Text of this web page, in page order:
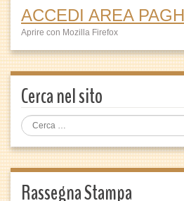
ACCEDI AREA
Aprire con Mozilla Firefox
Cerca nel sito
Rassegna Stampa